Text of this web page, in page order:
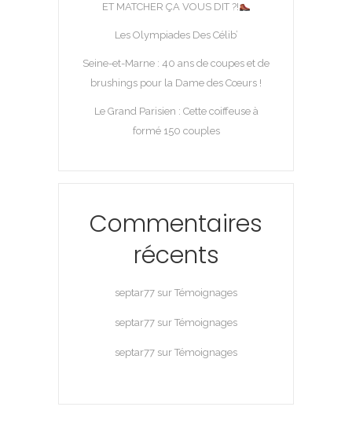
ET MATCHER ÇA VOUS DIT ?!
Les Olympiades Des Célib’
Seine-et-Marne : 40 ans de coupes et de
brushings pour la Dame des Cœurs !
Le Grand Parisien : Cette coiffeuse à
formé 150 couples
Commentaires
récents
septar77 sur Témoignages
septar77 sur Témoignages
septar77 sur Témoignages